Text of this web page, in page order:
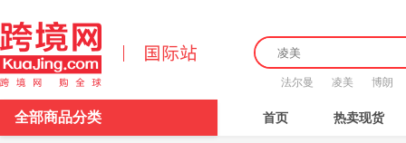
法尔曼 凌美 博朗
全部商品分类 首页 热卖现货